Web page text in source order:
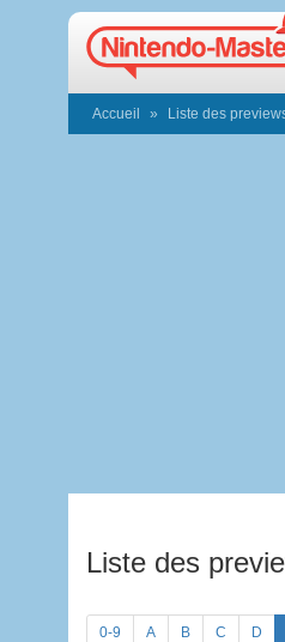
Accueil Liste des
Liste des
0-9 A B C D